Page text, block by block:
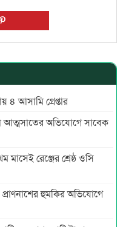
৪ আসামি গ্রেপ্তার
অভিযোগে সাবেক
মাসেই রেঞ্জের শ্রেষ্ঠ ওসি
হুমকির অভিযোগে